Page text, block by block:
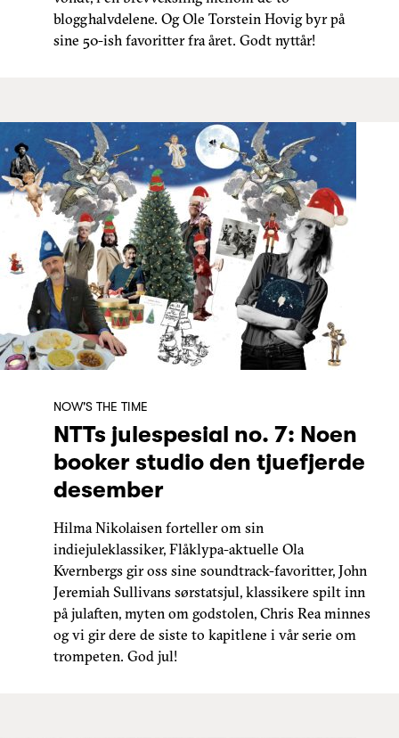
blogghalvdelene. Og Ole Torstein Hovig byr på
sine 50-ish favoritter fra året. Godt nyttår!
NOW'S THE TIME
NTTs julespesial no. 7: Noen
booker studio den tjuefjerde
desember
Hilma Nikolaisen forteller om sin
indiejuleklassiker, Flåklypa-aktuelle Ola
Kvernbergs gir oss sine soundtrack-favoritter, John
Jeremiah Sullivans sørstatsjul, klassikere spilt inn
på julaften, myten om godstolen, Chris Rea minnes
og vi gir dere de siste to kapitlene i vår serie om
trompeten. God jul!